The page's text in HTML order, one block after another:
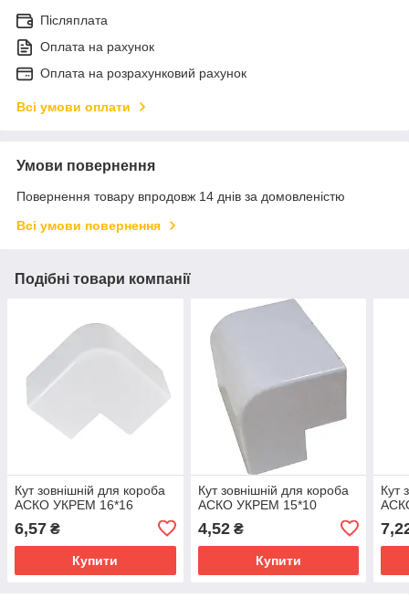
Післяплата
Оплата на рахунок
Оплата на розрахунковий рахунок
Всі умови оплати
Умови повернення
Повернення товару впродовж 14 днів за домовленістю
Всі умови повернення
Подібні товари компанії
Кут зовнішній для короба
АСКО УКРЕМ 16*16
6,57 ₴
Купити
Кут зовнішній для короба
АСКО УКРЕМ 15*10
4,52₴
Купити
Кут